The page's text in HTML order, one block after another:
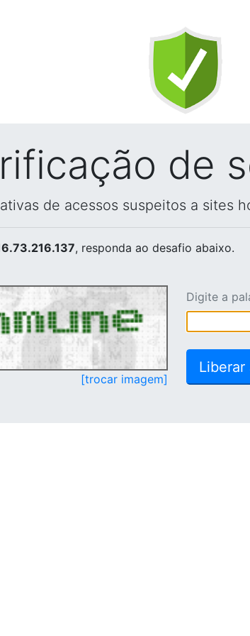
de
de acessos suspeitos a sites
, responda ao desafio abaixo.
[trocar imagem]
Digite a